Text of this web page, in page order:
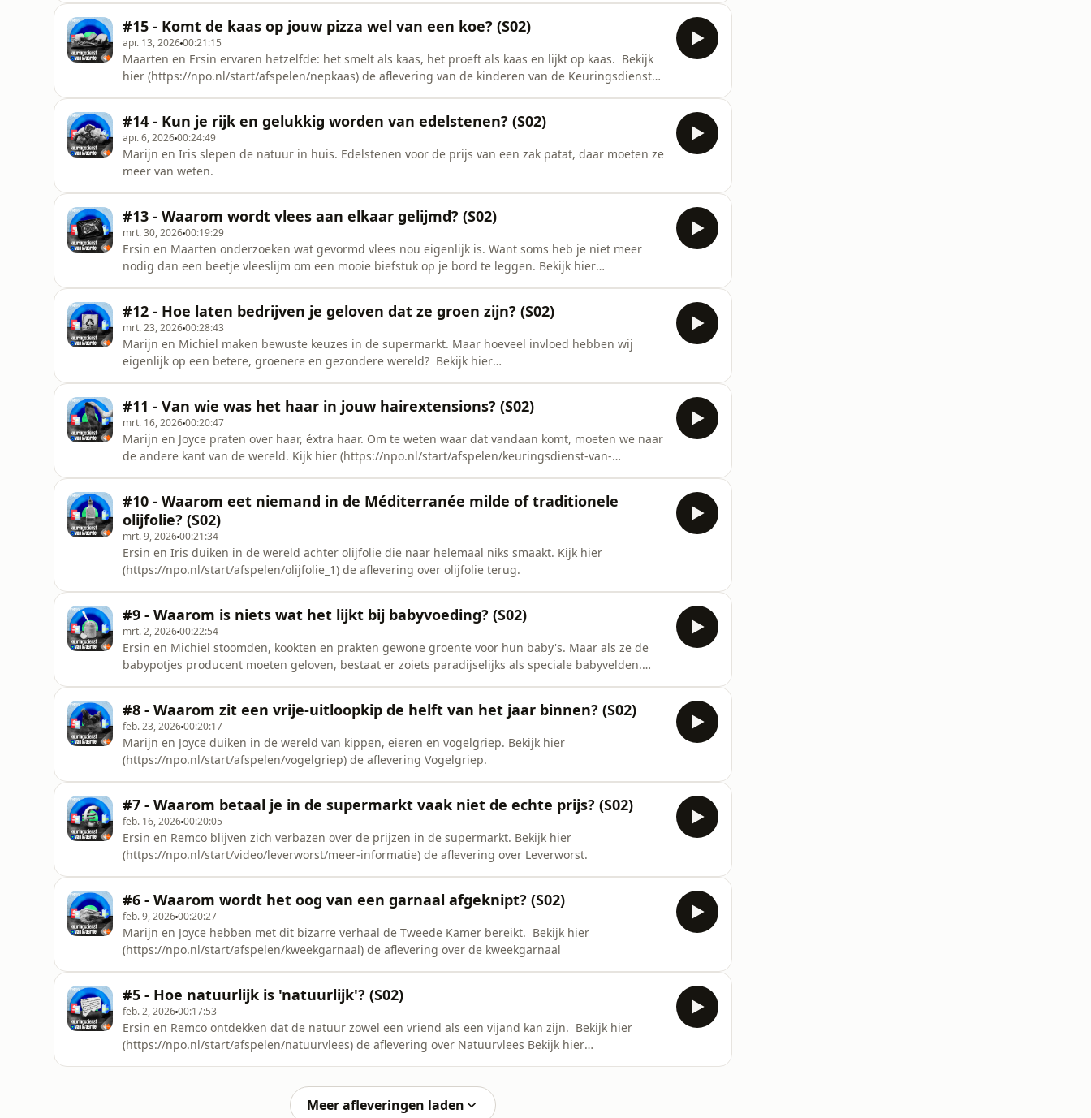
#15 - Komt de kaas op jouw pizza wel van een koe? (S02)
apr. 13, 202600:21:15
Maarten en Ersin ervaren hetzelfde: het smelt als kaas, het proeft als kaas en lijkt op kaas. Bekijk
hier (https://npo.nl/start/afspelen/nepkaas) de aflevering van de kinderen van de Keuringsdienst
#14 - Kun je rijk en gelukkig worden van edelstenen? (S02)
apr. 6, 202600:24:49
Marijn en Iris slepen de natuur in huis. Edelstenen voor de prijs van een zak patat, daar moeten ze
meer van weten.
#13 - Waarom wordt vlees aan elkaar gelijmd? (S02)
mrt. 30, 202600:19:29
Ersin en Maarten onderzoeken wat gevormd vlees nou eigenlijk is. Want soms heb je niet meer
nodig dan een beetje vleeslijm om een mooie biefstuk op je bord te leggen. Bekijk hier
#12 - Hoe laten bedrijven je geloven dat ze groen zijn? (S02)
mrt. 23, 202600:28:43
Marijn en Michiel maken bewuste keuzes in de supermarkt. Maar hoeveel invloed hebben wij
eigenlijk op een betere, groenere en gezondere wereld? Bekijk hier
#11 - Van wie was het haar in jouw hairextensions? (S02)
mrt. 16, 202600:20:47
Marijn en Joyce praten over haar, éxtra haar. Om te weten waar dat vandaan komt, moeten we naar
de andere kant van de wereld. Kijk hier (https://npo.nl/start/afspelen/keuringsdienst-van-
#10 - Waarom eet niemand in de Méditerranée milde of traditionele
olijfolie? (S02)
mrt. 9, 202600:21:34
Ersin en Iris duiken in de wereld achter olijfolie die naar helemaal niks smaakt. Kijk hier
(https://npo.nl/start/afspelen/olijfolie_1) de aflevering over olijfolie terug.
#9 - Waarom is niets wat het lijkt bij babyvoeding? (S02)
mrt. 2, 202600:22:54
Ersin en Michiel stoomden, kookten en prakten gewone groente voor hun baby's. Maar als ze de
babypotjes producent moeten geloven, bestaat er zoiets paradijselijks als speciale babyvelden.
(https://npo.nl/start/video/babyvoeding_1/meer-informatie) de aflever
#8 - Waarom zit een vrije-uitloopkip de helft van het jaar binnen? (S02)
feb. 23, 202600:20:17
Marijn en Joyce duiken in de wereld van kippen, eieren en vogelgriep. Bekijk hier
(https://npo.nl/start/afspelen/vogelgriep) de aflevering Vogelgriep.
#7 - Waarom betaal je in de supermarkt vaak niet de echte prijs? (S02)
feb. 16, 202600:20:05
Ersin en Remco blijven zich verbazen over de prijzen in de supermarkt. Bekijk hier
(https://npo.nl/start/video/leverworst/meer-informatie) de aflevering over Leverworst.
#6 - Waarom wordt het oog van een garnaal afgeknipt? (S02)
feb. 9, 202600:20:27
Marijn en Joyce hebben met dit bizarre verhaal de Tweede Kamer bereikt. Bekijk hier
(https://npo.nl/start/afspelen/kweekgarnaal) de aflevering over de kweekgarnaal
#5 - Hoe natuurlijk is 'natuurlijk'? (S02)
feb. 2, 202600:17:53
Ersin en Remco ontdekken dat de natuur zowel een vriend als een vijand kan zijn. Bekijk hier
(https://npo.nl/start/afspelen/natuurvlees) de aflevering over Natuurvlees Bekijk hier
Meer afleveringen laden